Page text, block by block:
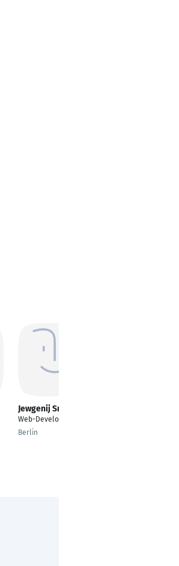
Jewgenij Smagin
Web-Developer
Berlin